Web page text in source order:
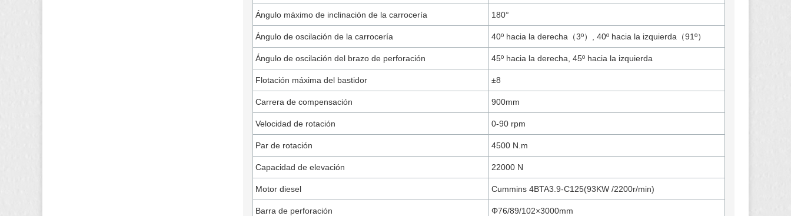
Ángulo máximo de inclinación de la carrocería 180°
Ángulo de oscilación de la carrocería 40º hacia la derecha（3º）, 40º hacia la izquierda（91º）
Ángulo de oscilación del brazo de perforación 45º hacia la derecha, 45º hacia la izquierda
Flotación máxima del bastidor ±8
Carrera de compensación 900mm
Velocidad de rotación 0-90 rpm
Par de rotación 4500 N.m
Capacidad de elevación 22000 N
Motor diesel Cummins 4BTA3.9-C125(93KW /2200r/min)
Barra de perforación Φ76/89/102×3000mm